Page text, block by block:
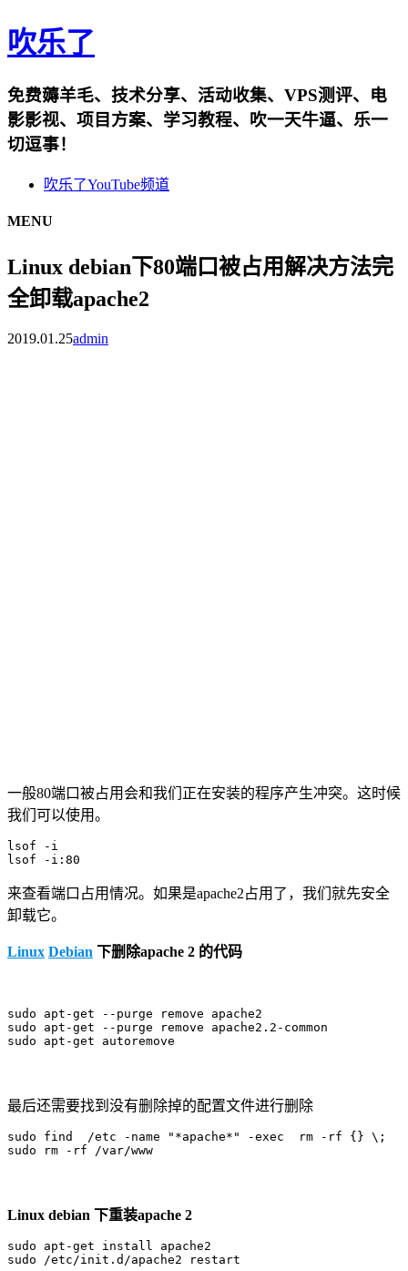
吹乐了
免费薅羊毛、技术分享、活动收集、VPS测评、电
影影视、项目方案、学习教程、吹一天牛逼、乐一
切逗事！
吹乐了YouTube频道
MENU
Linux debian下80端口被占用解决方法完
全卸载apache2
2019.01.25admin
一般80端口被占用会和我们正在安装的程序产生冲突。这时候
我们可以使用。
lsof -i
lsof -i:80
来查看端口占用情况。如果是apache2占用了，我们就先安全
卸载它。
Linux Debian 下删除apache 2 的代码
sudo apt-get --purge remove apache2
sudo apt-get --purge remove apache2.2-common
sudo apt-get autoremove
最后还需要找到没有删除掉的配置文件进行删除
sudo find  /etc -name "*apache*" -exec  rm -rf {} \;
sudo rm -rf /var/www
Linux debian 下重装apache 2
sudo apt-get install apache2
sudo /etc/init.d/apache2 restart